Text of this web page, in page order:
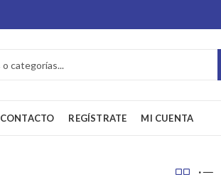
CONTACTO REGÍSTRATE MI CUENTA